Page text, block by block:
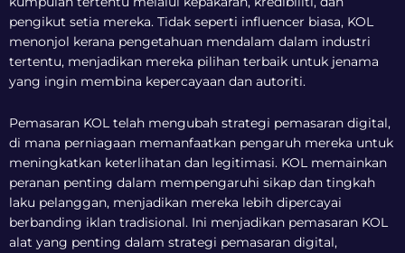
pengikut setia mereka. Tidak seperti influencer biasa, KOL
menonjol kerana pengetahuan mendalam dalam industri
tertentu, menjadikan mereka pilihan terbaik untuk jenama
yang ingin membina kepercayaan dan autoriti.
Pemasaran KOL telah mengubah strategi pemasaran digital,
di mana perniagaan memanfaatkan pengaruh mereka untuk
meningkatkan keterlihatan dan legitimasi. KOL memainkan
peranan penting dalam mempengaruhi sikap dan tingkah
laku pelanggan, menjadikan mereka lebih dipercayai
berbanding iklan tradisional. Ini menjadikan pemasaran KOL
alat yang penting dalam strategi pemasaran digital,